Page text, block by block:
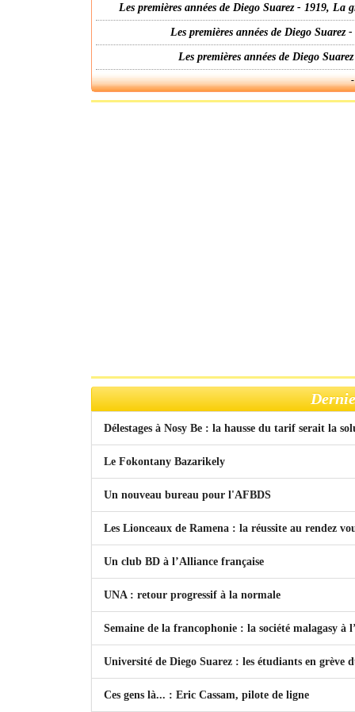
Les premières années de Diego Suarez - 1919,
Les premières années de Diego
Les premières années de Diego
Délestages à Nosy Be : la hausse du tarif serait la
Le Fokontany Bazarikely
Un nouveau bureau pour l'AFBDS
Les Lionceaux de Ramena : la réussite au rendez
Un club BD à l’Alliance française
UNA : retour progressif à la normale
Semaine de la francophonie : la société malagasy à
Université de Diego Suarez : les étudiants en grève
Ces gens là... : Eric Cassam, pilote de ligne